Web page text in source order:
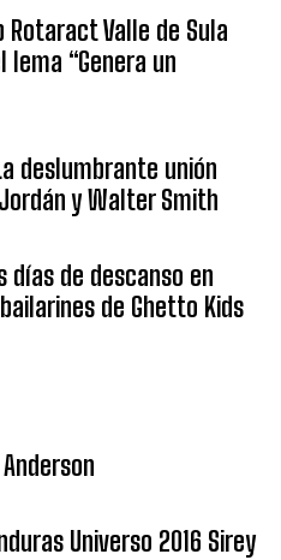
Rotaract Valle de Sula
“Genera un
deslumbrante unión
y Walter Smith
días de descanso en
de Ghetto Kids
Universo 2016 Sirey